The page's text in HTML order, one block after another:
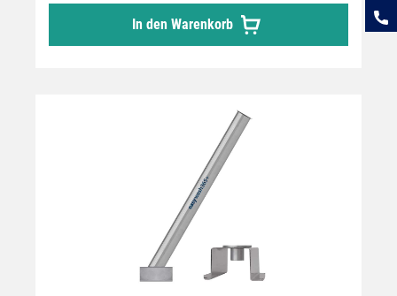
und Hochdrucklanze Maße: 2 x Rohrlänge
730 mm. Rohrdurchmesser 60 mm
Hochwertige Edelstahl Verarbeitung, stabile
In den Warenkorb